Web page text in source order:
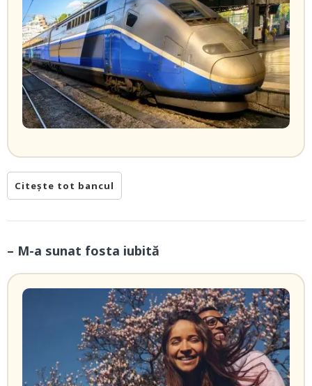
Citește tot bancul
– M-a sunat fosta iubită